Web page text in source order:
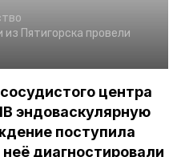
из Пятигорска провели
центра
эндоваскулярную
поступила
диагностировали